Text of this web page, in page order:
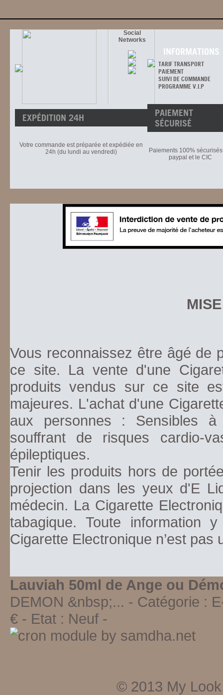
Social
Networks
INFORMATIONS
TARIF TRANSPORT
PAIEMENT
SUIVI DE COMMANDE
PROGRAMME V.I.P
EXPÉDITION 24H
Votre commande est préparée et expédiée en
24h (du lundi au vendredi)
PAIEMENT
SÉCURISÉ
Paiements 100%
paypal et le CIC
Vous reconnaissez être âgé de
ce site. La vente d'une
produits vendus sur ce site
majeures. L'achat d'une
aux personnes : Sensibles
souffrant de risques cardio-
épileptiques.
Tenir les produits hors de
projection dans les yeux d'E
médecin. La Cigarette
tabagique. Toute information
Cigarette Electronique n’est pas
Lauviah 50ml de Ange ou
DEMON &nbsp;... - Catégorie :
€ - Etat : Neuf -
© 2013 My Look